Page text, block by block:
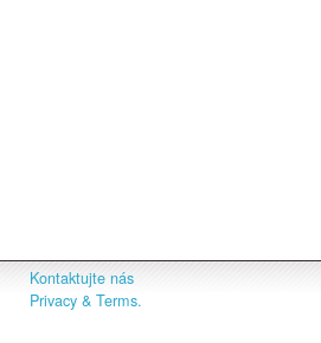
Kontaktujte nás
Privacy & Terms.